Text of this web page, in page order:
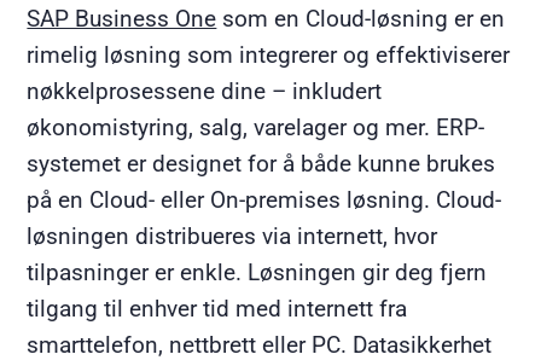
SAP Business One som en Cloud-løsning er en
rimelig løsning som integrerer og effektiviserer
nøkkelprosessene dine – inkludert
økonomistyring, salg, varelager og mer. ERP-
systemet er designet for å både kunne brukes
på en Cloud- eller On-premises løsning. Cloud-
løsningen distribueres via internett, hvor
tilpasninger er enkle. Løsningen gir deg fjern
tilgang til enhver tid med internett fra
smarttelefon, nettbrett eller PC. Datasikkerhet